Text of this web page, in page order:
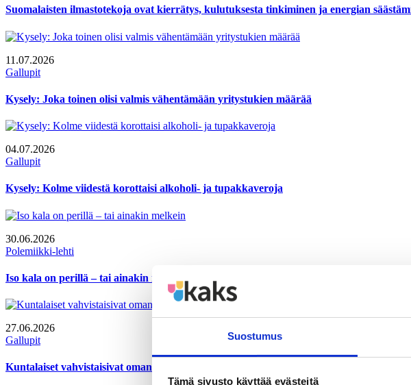
Suostumus
Tämä sivusto käyttää evästeitä
Suomalaisten ilmastotekoja ovat kierrätys, kulutuksesta tinkiminen ja energian
11.07.2026
Gallupit
Kysely: Joka toinen olisi valmis vähentämään yritystukien määrää
04.07.2026
Gallupit
Kysely: Kolme viidestä korottaisi alkoholi- ja tupakkaveroja
30.06.2026
Polemiikki-lehti
Iso kala on perillä – tai ainakin melkein
27.06.2026
Gallupit
Kuntalaiset vahvistaisivat oman kunnan taloutta tehostamalla toimintaa